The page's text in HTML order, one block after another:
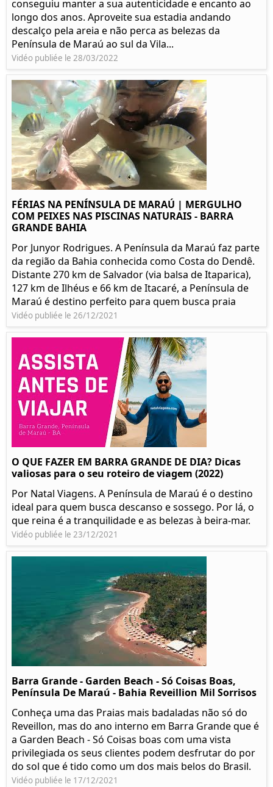
conseguiu manter a sua autenticidade e encanto ao
longo dos anos. Aproveite sua estadia andando
descalço pela areia e não perca as belezas da
Península de Maraú ao sul da Vila...
Vidéo publiée le 28/03/2022
FÉRIAS NA PENÍNSULA DE MARAÚ | MERGULHO
COM PEIXES NAS PISCINAS NATURAIS - BARRA
GRANDE BAHIA
Por Junyor Rodrigues. A Península da Maraú faz parte
da região da Bahia conhecida como Costa do Dendê.
Distante 270 km de Salvador (via balsa de Itaparica),
127 km de Ilhéus e 66 km de Itacaré, a Península de
Maraú é destino perfeito para quem busca praia
Vidéo publiée le 26/12/2021
O QUE FAZER EM BARRA GRANDE DE DIA? Dicas
valiosas para o seu roteiro de viagem (2022)
Por Natal Viagens. A Península de Maraú é o destino
ideal para quem busca descanso e sossego. Por lá, o
que reina é a tranquilidade e as belezas à beira-mar.
Vidéo publiée le 23/12/2021
Barra Grande - Garden Beach - Só Coisas Boas,
Península De Maraú - Bahia Reveillion Mil Sorrisos
Conheça uma das Praias mais badaladas não só do
Reveillon, mas do ano interno em Barra Grande que é
a Garden Beach - Só Coisas boas com uma vista
privilegiada os seus clientes podem desfrutar do por
do sol que é tido como um dos mais belos do Brasil.
Vidéo publiée le 17/12/2021